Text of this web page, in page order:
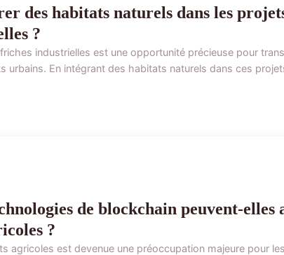
des habitats naturels dans les
?
industrielles est une opportunité précieuse pour
urbains. En intégrant des habitats naturels dans ces
de blockchain peuvent-
?
agricoles est devenue une préoccupation majeure pour